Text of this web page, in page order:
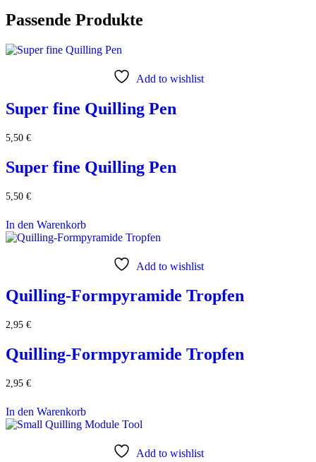
Passende Produkte
Add to wishlist
Super fine Quilling Pen
5,50 €
Super fine Quilling Pen
5,50 €
In den Warenkorb
Add to wishlist
Quilling-Formpyramide Tropfen
2,95 €
Quilling-Formpyramide Tropfen
2,95 €
In den Warenkorb
Add to wishlist